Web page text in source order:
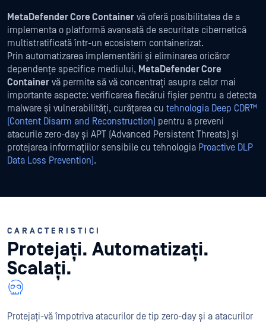
MetaDefender Core Container vă oferă posibilitatea de a
implementa o platformă avansată de securitate cibernetică
multistratificată într-un ecosistem containerizat.
Prin automatizarea implementării și eliminarea oricăror
dependențe specifice mediului, MetaDefender Core
Container vă permite să vă concentrați asupra celor mai
importante aspecte: verificarea fiecărui fișier pentru a detecta
malware și vulnerabilități, curățarea cu tehnologia Deep CDR™
(Content Disarm and Reconstruction) pentru a preveni
atacurile zero-day și APT (Advanced Persistent Threats) și
protejarea informațiilor sensibile cu tehnologia Proactive DLP
Data Loss Prevention).
CARACTERISTICI
Protejați. Automatizați.
Scalați.
Protejați-vă împotriva atacurilor de tip zero-day și a atacurilor